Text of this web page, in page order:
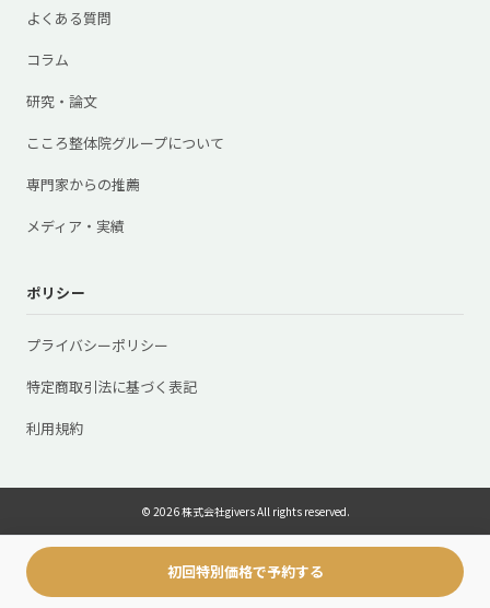
よくある質問
コラム
研究・論文
こころ整体院グループについて
専門家からの推薦
メディア・実績
ポリシー
プライバシーポリシー
特定商取引法に基づく表記
利用規約
© 2026 株式会社givers All rights reserved.
初回特別価格で予約する